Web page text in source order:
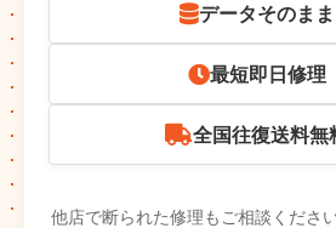
データそのまま
最短即日修理
全国往復送料無
他店で断られた修理もご相談くださ